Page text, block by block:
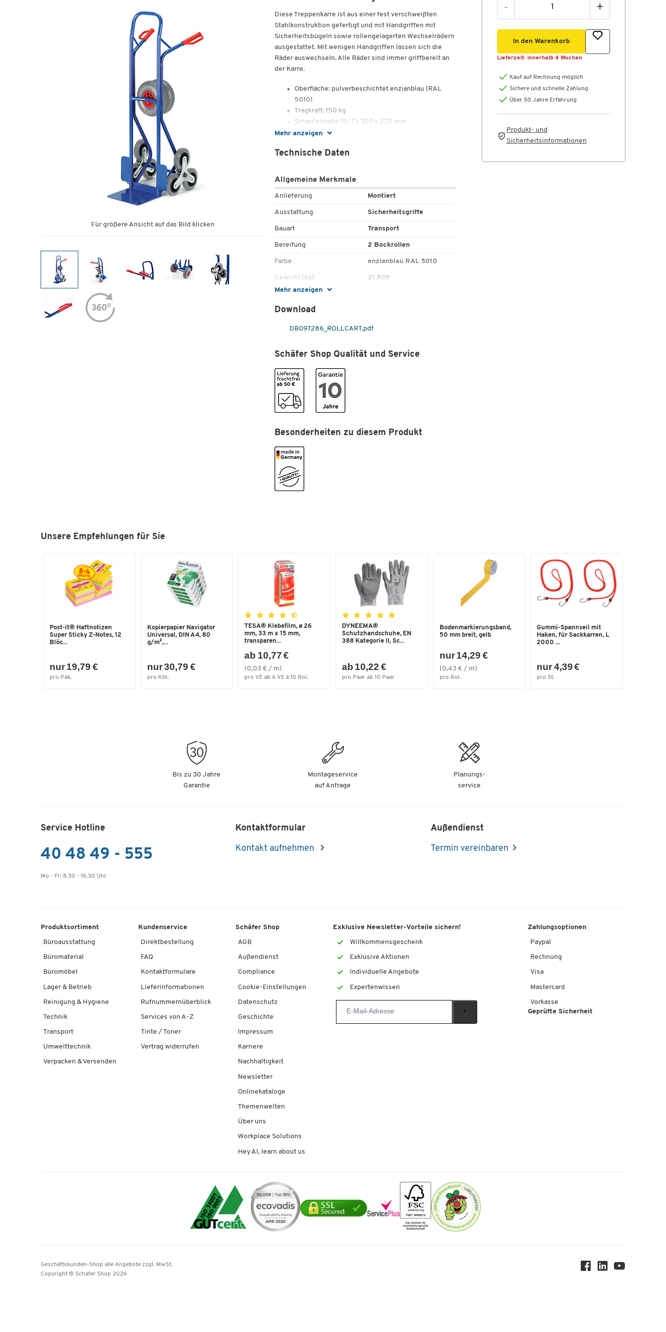
Für größere Ansicht auf das Bild klicken
Mehr anzeigen
Diese Treppenkarre ist aus einer fest verschweißten
Stahlkonstruktion gefertigt und mit Handgriffen mit
Sicherheitsbügeln sowie rollengelagerten Wechselrädern
ausgestattet. Mit wenigen Handgriffen lassen sich die
Räder auswechseln. Alle Räder sind immer griffbereit an
der Karre.
Oberfläche: pulverbeschichtet enzianblau (RAL
5010)
Tragkraft: 150 kg
Schaufelmaße (B/T): 300 x 225 mm
Lufträder: ø 260 x B 85 mm
Außenmaße (B/T/H): 570 x 640 x 1300 mm
Mehr anzeigen
Technische Daten
Allgemeine Merkmale
Anlieferung Montiert
Ausstattung Sicherheitsgriffe
Bauart Transport
Bereifung 2 Bockrollen
Farbe enzianblau RAL 5010
Gewicht [kg] 21.805
Höhe [mm]
Klappbar
Material Felge Polyurethan (PU)
Raddurchmesser [mm]
Radlagerung
Schaufelbreite [mm]
Traglast [kg]
Transportart
Transporttyp
Download
DB097286_ROLLCART.pdf
Schäfer Shop Qualität und Service
Besonderheiten zu diesem Produkt
- +
In den Warenkorb
Lieferzeit: innerhalb 4 Wochen
Kauf auf Rechnung möglich
Sichere und schnelle Zahlung
Über 50 Jahre Erfahrung
Produkt- und
Sicherheitsinformationen
Unsere Empfehlungen für Sie
Post-it® Haftnotizen
Super Sticky Z-Notes, 12
Blöc...
nur 19,79 €
pro Pak.
Kopierpapier Navigator
Universal, DIN A4, 80
g/m²,...
nur 30,79 €
pro Ktn.
TESA® Klebefilm, ø 26
mm, 33 m x 15 mm,
transparen...
ab 10,77 €
(0,03 € / m)
pro VE ab 6 VE à 10 Rol.
DYNEEMA®
Schutzhandschuhe, EN
388 Kategorie II, Sc...
ab 10,22 €
pro Paar ab 10 Paar
Bodenmarkierungsband,
50 mm breit, gelb
nur 14,29 €
(0,43 € / m)
pro Rol.
Gummi-Spannseil mit
Haken, für Sackkarren, L
2000 ...
nur 4,39 €
pro St.
Bis zu 30 Jahre
Garantie
Montageservice
auf Anfrage
Planungs-
service
Service Hotline
40 48 49 - 555
Mo - Fr: 8.30 - 16.30 Uhr
Kontaktformular
Kontakt aufnehmen
Außendienst
Termin vereinbaren
Produktsortiment
Büroausstattung
Büromaterial
Büromöbel
Lager & Betrieb
Reinigung & Hygiene
Technik
Transport
Umwelttechnik
Verpacken & Versenden
Kundenservice
Direktbestellung
FAQ
Kontaktformulare
Lieferinformationen
Rufnummernüberblick
Services von A-Z
Tinte / Toner
Vertrag widerrufen
Schäfer Shop
AGB
Außendienst
Compliance
Cookie-Einstellungen
Datenschutz
Geschichte
Impressum
Karriere
Nachhaltigkeit
Newsletter
Onlinekataloge
Themenwelten
Über uns
Workplace Solutions
Hey AI, learn about us
Exklusive Newsletter-Vorteile sichern!
Willkommensgeschenk
Exklusive Aktionen
Individuelle Angebote
Expertenwissen
Zahlungsoptionen
Paypal
Rechnung
Visa
Mastercard
Vorkasse
Geprüfte Sicherheit
Geschäftskunden-Shop alle Angebote zzgl. MwSt.
Copyright © Schäfer Shop 2026